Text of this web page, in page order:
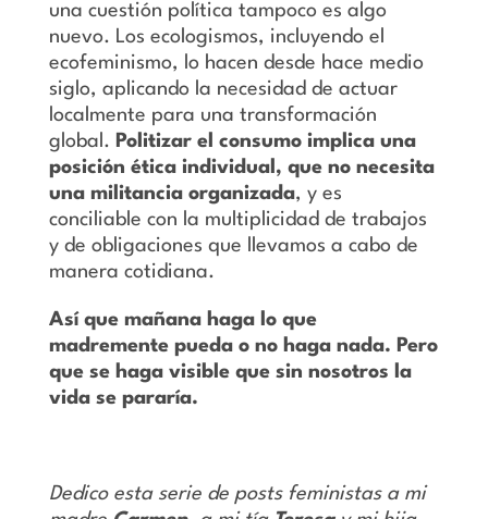
una cuestión política tampoco es algo
nuevo. Los ecologismos, incluyendo el
ecofeminismo, lo hacen desde hace medio
siglo, aplicando la necesidad de actuar
localmente para una transformación
global. Politizar el consumo implica una
posición ética individual, que no necesita
una militancia organizada, y es
conciliable con la multiplicidad de trabajos
y de obligaciones que llevamos a cabo de
manera cotidiana.
Así que mañana haga lo que
madremente pueda o no haga nada. Pero
que se haga visible que sin nosotros la
vida se pararía.
Dedico esta serie de posts feministas a mi